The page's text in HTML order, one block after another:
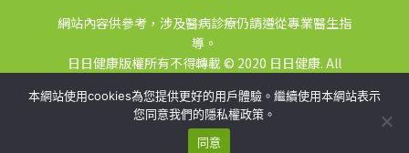
網站內容供參考，涉及醫病診療仍請遵從專業醫生指
導。
日日健康版權所有不得轉載 © 2020 日日健康. All
本網站使用cookies為您提供更好的用戶體驗。繼續使用本網站表示
您同意我們的隱私權政策。
同意